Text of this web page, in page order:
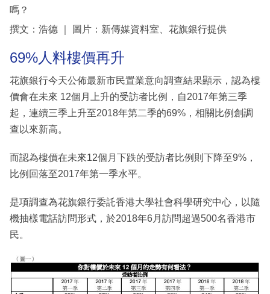
嗎？
撰文：浩德 ｜ 圖片：新傳媒資料室、花旗銀行提供
69%人料樓價再升
花旗銀行今天公佈最新市民置業意向調查結果顯示，認為樓
價會在未來 12個月上升的受訪者比例，自2017年第三季
起，連續三季上升至2018年第二季的69%，相關比例創調
查以來新高。
而認為樓價在未來12個月下跌的受訪者比例則下降至9%，
比例回落至2017年第一季水平。
是項調查為花旗銀行委託香港大學社會科學研究中心，以隨
機抽樣電話訪問形式，於2018年6月訪問超過500名香港市
民。